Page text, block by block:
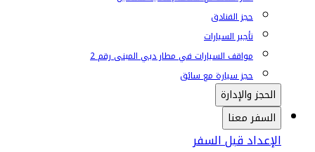
حجز الفنادق
تأجير السيارات
مواقف السيارات في مطار دبي المبنى رقم 2
حجز سيارة مع سائق
الحجز والإدارة
السفر معنا
الإعداد قبل السفر